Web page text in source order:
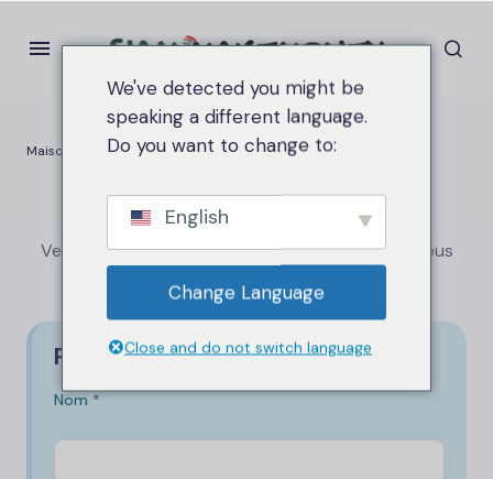
Maison Contacts
Contactez-nous
Veuillez fournir tous les détails nécessaires. Je vous
Prêt à commencer ?
Nom *
We've detected you might be
speaking a different language.
Do you want to change to:
English
Change Language
Close and do not switch language